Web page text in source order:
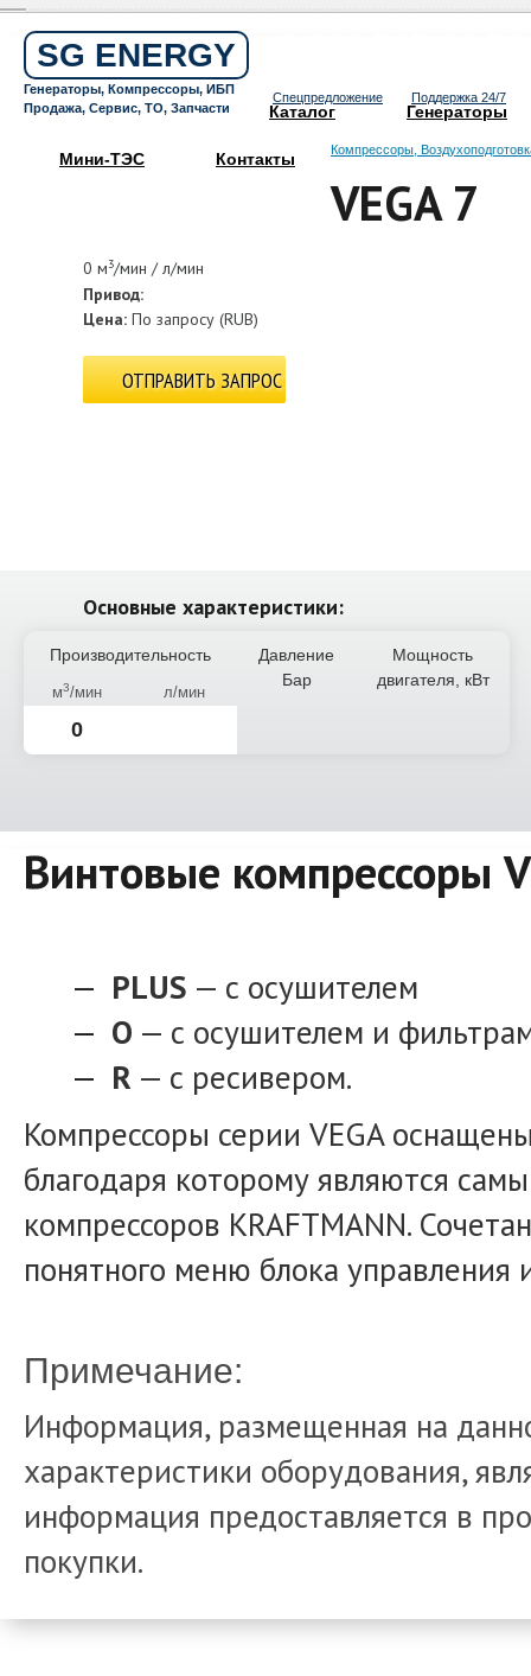
SG ENERGY
Генераторы, Компрессоры, ИБП
Продажа, Сервис, ТО, Запчасти
Спецпредложение
Поддержка 24/7
Каталог Генераторы
Мини-ТЭС Контакты Компрессоры,
VEGA 7
0 м3/мин / л/мин
Привод:
Цена: По запросу (RUB)
ОТПРАВИТЬ ЗАПРОС
Основные характеристики:
Производительность
Давление
Бар
Мощность
двигателя, кВт
м3/мин л/мин
0
Винтовые компрессоры
PLUS — с осушителем
O — с осушителем и
R — с ресивером.
Компрессоры серии VEGA
благодаря которому являются
компрессоров KRAFTMANN.
понятного меню блока управления
Примечание:
Информация, размещенная на
характеристики оборудования,
информация предоставляется в
покупки.